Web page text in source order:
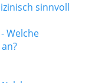
sinnvoll